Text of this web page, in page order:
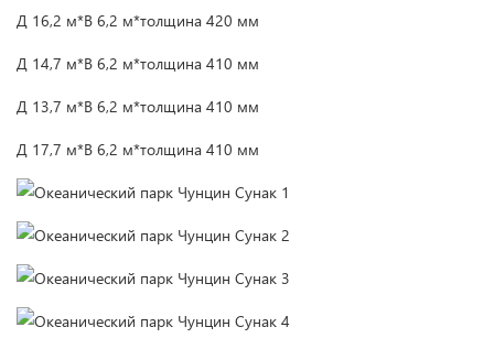
Д 16,2 м*В 6,2 м*толщина 420 мм
Д 14,7 м*В 6,2 м*толщина 410 мм
Д 13,7 м*В 6,2 м*толщина 410 мм
Д 17,7 м*В 6,2 м*толщина 410 мм